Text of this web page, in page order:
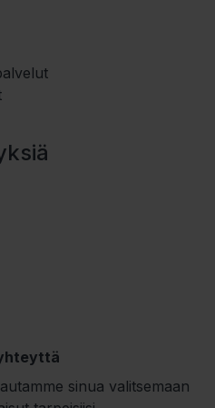
sinua valitsemaan